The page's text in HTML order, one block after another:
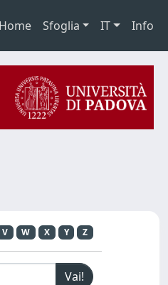
Home Sfoglia IT Info
V W X Y Z